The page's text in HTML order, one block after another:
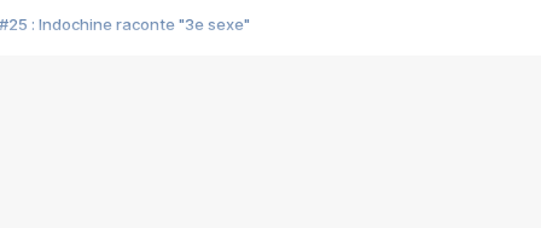
#25 : Indochine raconte "3e sexe"